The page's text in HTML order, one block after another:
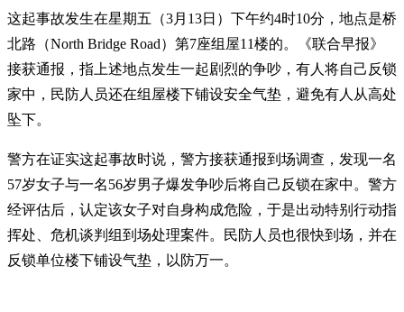
这起事故发生在星期五（3月13日）下午约4时10分，地点是桥
北路（North Bridge Road）第7座组屋11楼的。《联合早报》
接获通报，指上述地点发生一起剧烈的争吵，有人将自己反锁
家中，民防人员还在组屋楼下铺设安全气垫，避免有人从高处
坠下。
警方在证实这起事故时说，警方接获通报到场调查，发现一名
57岁女子与一名56岁男子爆发争吵后将自己反锁在家中。警方
经评估后，认定该女子对自身构成危险，于是出动特别行动指
挥处、危机谈判组到场处理案件。民防人员也很快到场，并在
反锁单位楼下铺设气垫，以防万一。